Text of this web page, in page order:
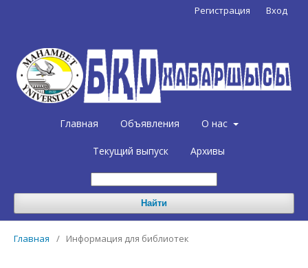
Главная Объявления О нас
Текущий выпуск Архивы
Найти
Регистрация Вход
Главная / Информация для библиотек